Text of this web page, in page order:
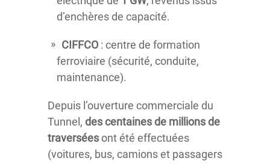
d’enchères de capacité.
CIFFCO : centre de formation
ferroviaire (sécurité, conduite,
maintenance).
Depuis l’ouverture commerciale du
Tunnel, des centaines de millions de
traverséesont été effectuées
(voitures, bus, camions et passagers